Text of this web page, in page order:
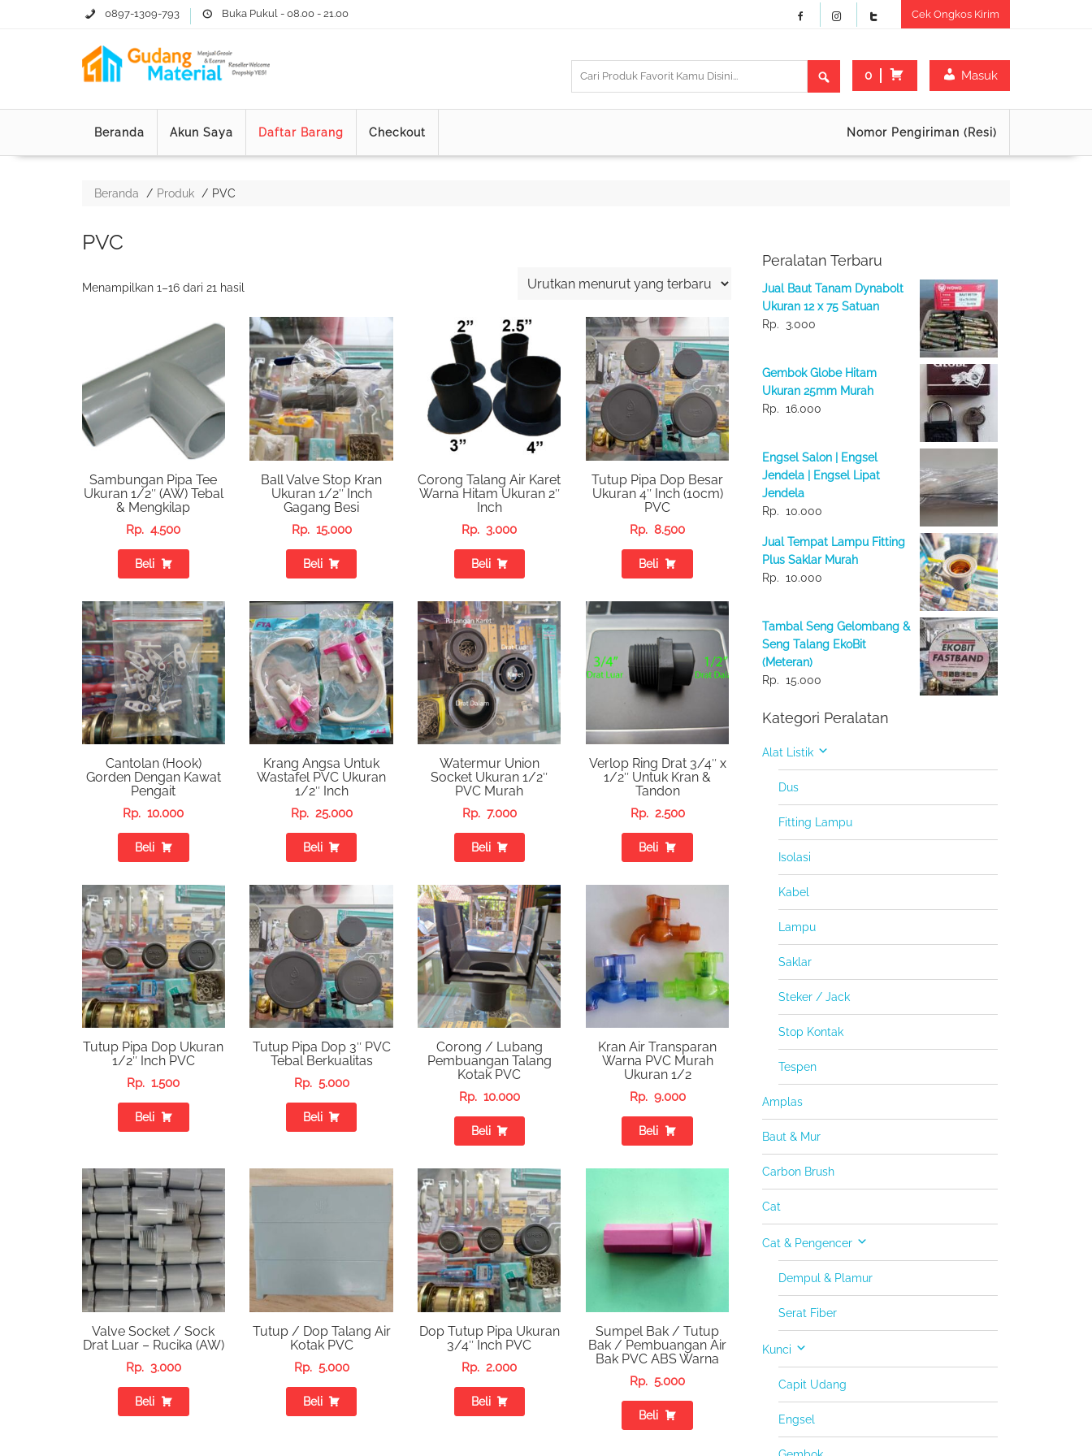
0897-1309-793 Buka Pukul - 08.00 - 21.00 Cek Ongkos Kirim
0 Masuk
Beranda Akun Saya Daftar Barang Checkout Nomor Pengiriman (Resi)
Beranda Produk PVC
PVC
Menampilkan 1–16 dari 21 hasil
yang
terbaru
Sambungan Pipa Tee
Ukuran 1/2″ (AW) Tebal
& Mengkilap
Rp. 4.500
Beli
Ball Valve Stop Kran
Ukuran 1/2″ Inch
Gagang Besi
Rp. 15.000
Beli
Corong Talang Air Karet
Warna Hitam Ukuran 2″
Inch
Rp. 3.000
Beli
Tutup Pipa Dop Besar
Ukuran 4″ Inch (10cm)
PVC
Rp. 8.500
Beli
Cantolan (Hook)
Gorden Dengan Kawat
Pengait
Rp. 10.000
Beli
Krang Angsa Untuk
Wastafel PVC Ukuran
1/2″ Inch
Rp. 25.000
Beli
Watermur Union
Socket Ukuran 1/2″
PVC Murah
Rp. 7.000
Beli
Verlop Ring Drat 3/4″ x
1/2″ Untuk Kran &
Tandon
Rp. 2.500
Beli
Tutup Pipa Dop Ukuran
1/2″ Inch PVC
Rp. 1.500
Beli
Tutup Pipa Dop 3″ PVC
Tebal Berkualitas
Rp. 5.000
Beli
Corong / Lubang
Pembuangan Talang
Kotak PVC
Rp. 10.000
Beli
Kran Air Transparan
Warna PVC Murah
Ukuran 1/2
Rp. 9.000
Beli
Valve Socket / Sock
Drat Luar – Rucika (AW)
Rp. 3.000
Beli
Tutup / Dop Talang Air
Kotak PVC
Rp. 5.000
Beli
Dop Tutup Pipa Ukuran
3/4″ Inch PVC
Rp. 2.000
Beli
Sumpel Bak / Tutup
Bak / Pembuangan Air
Bak PVC ABS Warna
Rp. 5.000
Beli
Peralatan Terbaru
Jual Baut Tanam Dynabolt
Ukuran 12 x 75 Satuan
Rp.
3.000
Gembok Globe Hitam
Ukuran 25mm Murah
Rp. 16.000
Engsel Salon | Engsel
Jendela | Engsel Lipat
Jendela
Rp. 10.000
Jual Tempat Lampu Fitting
Plus Saklar Murah
Rp. 10.000
Tambal Seng Gelombang &
Seng Talang EkoBit
(Meteran)
Rp. 15.000
Kategori Peralatan
Alat Listik
Dus
Fitting Lampu
Isolasi
Kabel
Lampu
Saklar
Steker / Jack
Stop Kontak
Tespen
Amplas
Baut & Mur
Carbon Brush
Cat
Cat & Pengencer
Dempul & Plamur
Serat Fiber
Kunci
Capit Udang
Engsel